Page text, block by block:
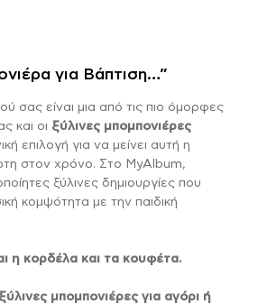
για Βάπτιση…”
σας είναι μια από τις πιο όμορφες
και οι ξύλινες μπομπονιέρες
επιλογή για να μείνει αυτή η
στον χρόνο. Στο MyAlbum,
ξύλινες δημιουργίες που
κομψότητα με την παιδική
η κορδέλα και τα κουφέτα.
μπομπονιέρες για αγόρι ή